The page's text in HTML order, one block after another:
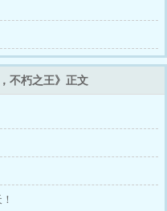
不朽之王》正文